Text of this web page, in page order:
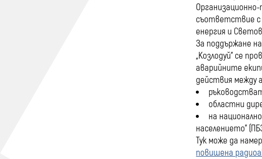
съответствие с
енергия и
За поддържане
„Козлодуй” се
аварийните
действия между
областни
на
населението”
Тук може да
повишена